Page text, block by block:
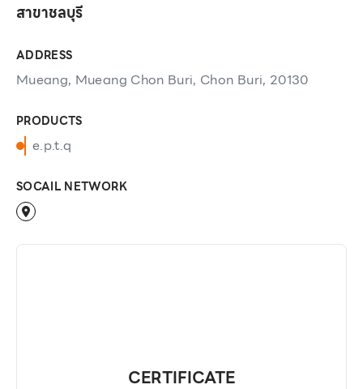
สาขาชลบุรี
ADDRESS
Mueang, Mueang Chon Buri, Chon Buri, 20130
PRODUCTS
e.p.t.q
SOCAIL NETWORK
CERTIFICATE